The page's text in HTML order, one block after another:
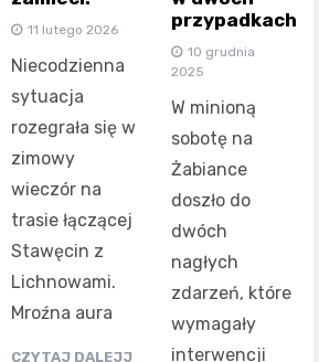
11 lutego 2026
Niecodzienna
sytuacja
rozegrała się w
zimowy
wieczór na
trasie łączącej
Stawęcin z
Lichnowami.
Mroźna aura
CZYTAJ DALEJJ
przypadkach
10 grudnia
2025
W minioną
sobotę na
Żabiance
doszło do
dwóch
nagłych
zdarzeń, które
wymagały
interwencji